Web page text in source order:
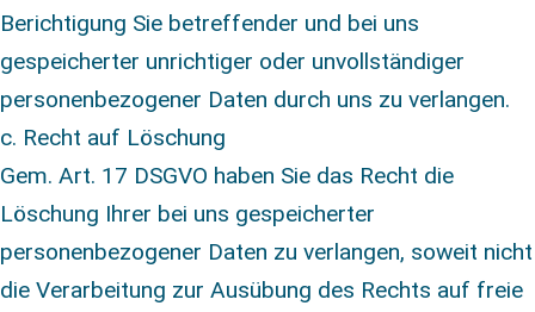
Berichtigung Sie betreffender und bei uns
gespeicherter unrichtiger oder unvollständiger
personenbezogener Daten durch uns zu verlangen.
c. Recht auf Löschung
Gem. Art. 17 DSGVO haben Sie das Recht die
Löschung Ihrer bei uns gespeicherter
personenbezogener Daten zu verlangen, soweit nicht
die Verarbeitung zur Ausübung des Rechts auf freie